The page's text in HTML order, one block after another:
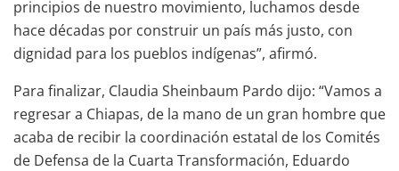
principios de nuestro movimiento, luchamos desde
hace décadas por construir un país más justo, con
dignidad para los pueblos indígenas”, afirmó.
Para finalizar, Claudia Sheinbaum Pardo dijo: “Vamos a
regresar a Chiapas, de la mano de un gran hombre que
acaba de recibir la coordinación estatal de los Comités
de Defensa de la Cuarta Transformación, Eduardo